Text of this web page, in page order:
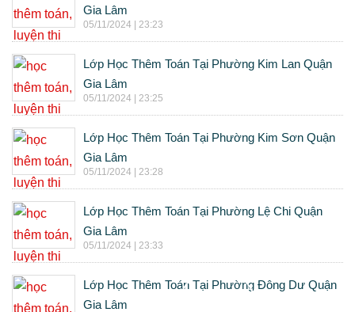
Gia Lâm
05/11/2024 | 23:23
Lớp Học Thêm Toán Tại Phường Kim Lan Quận
Gia Lâm
05/11/2024 | 23:25
Lớp Học Thêm Toán Tại Phường Kim Sơn Quận
Gia Lâm
05/11/2024 | 23:28
Lớp Học Thêm Toán Tại Phường Lệ Chi Quận
Gia Lâm
05/11/2024 | 23:33
Lớp Học Thêm Toán Tại Phường Đông Dư Quận
Gia Lâm